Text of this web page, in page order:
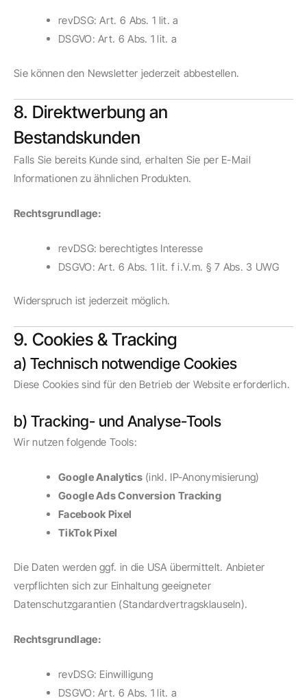
revDSG: Art. 6 Abs. 1 lit. a
DSGVO: Art. 6 Abs. 1 lit. a
Sie können den Newsletter jederzeit abbestellen.
8. Direktwerbung an
Bestandskunden
Falls Sie bereits Kunde sind, erhalten Sie per E-Mail
Informationen zu ähnlichen Produkten.
Rechtsgrundlage:
revDSG: berechtigtes Interesse
DSGVO: Art. 6 Abs. 1 lit. f i.V.m. § 7 Abs. 3 UWG
Widerspruch ist jederzeit möglich.
9. Cookies & Tracking
a) Technisch notwendige Cookies
Diese Cookies sind für den Betrieb der Website erforderlich.
b) Tracking- und Analyse-Tools
Wir nutzen folgende Tools:
Google Analytics(inkl. IP-Anonymisierung)
Google Ads Conversion Tracking
Facebook Pixel
TikTok Pixel
Die Daten werden ggf. in die USA übermittelt. Anbieter
verpflichten sich zur Einhaltung geeigneter
Datenschutzgarantien (Standardvertragsklauseln).
Rechtsgrundlage:
revDSG: Einwilligung
DSGVO: Art. 6 Abs. 1 lit. a